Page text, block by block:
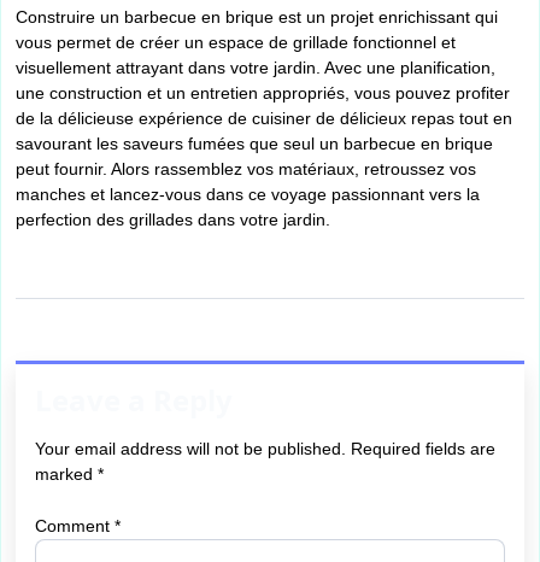
Construire un barbecue en brique est un projet enrichissant qui
vous permet de créer un espace de grillade fonctionnel et
visuellement attrayant dans votre jardin. Avec une planification,
une construction et un entretien appropriés, vous pouvez profiter
de la délicieuse expérience de cuisiner de délicieux repas tout en
savourant les saveurs fumées que seul un barbecue en brique
peut fournir. Alors rassemblez vos matériaux, retroussez vos
manches et lancez-vous dans ce voyage passionnant vers la
perfection des grillades dans votre jardin.
Your email address will not be published.
Required fields are
marked *
Comment *